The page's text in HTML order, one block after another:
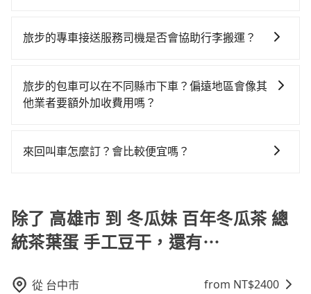
車，不僅每人至少額外負擔30元車資，而且更會額外浪
車共乘服務，最多可再節省50%的交通費用。
天，如此預計小轎車的花費至少$3,000、九人座$6,000
妹 百年冬瓜茶 總統茶葉蛋 手工豆干的最佳選擇。
中型巴士或大型遊覽車。非法改裝的車輛，不僅與車輛
賠償就事大了。千萬別為了省小錢而把朋友親人的安全
給賭上。通常人數沒有超過10位，建議預約一台九人座
是禁止大客車通行的，建議在預定時最好先與車行或平
願和需要來安排行程，其次，包車可以讓您更加深入地
環境中專心欣賞當地美景和文化，讓您的旅程更加輕鬆
自在。
旅步的專車接送服務司機是否會協助行李搬運？
行李搬運的問題，享受更輕鬆的旅程。
旅步的包車可以在不同縣市下車？偏遠地區會像其
他業者要額外加收費用嗎？
於偏遠地區，我們提供的價格已經包含了所有基本的費
詢到具體的費用。
來回叫車怎麼訂？會比較便宜嗎？
定。至於價格已經市場最優惠，並無特別針對來回車趟
做額外折扣，但如果手上有優惠代碼，歡迎直接使用，
不限單程或來回。
除了 高雄市 到 冬瓜妹 百年冬瓜茶 總
統茶葉蛋 手工豆干，還有⋯
從 台中市 from NT$2400